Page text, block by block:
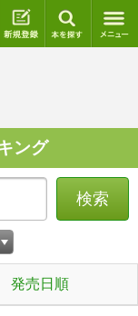
ログイン 新規登録
ング
検索
発売日順